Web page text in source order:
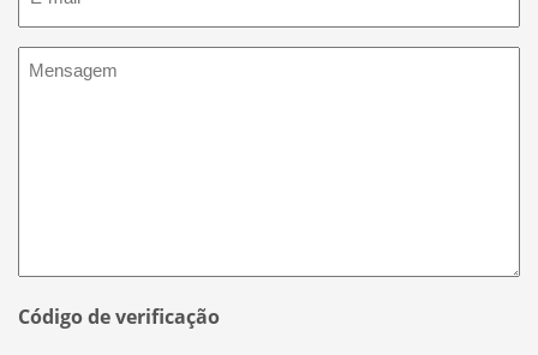
mail
无
标
Código de verificação